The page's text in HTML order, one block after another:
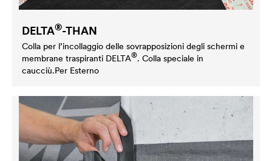
DELTA®-THAN
Colla per l’incollaggio delle sovrapposizioni degli schermi e
membrane traspiranti DELTA®. Colla speciale in
caucciù.Per Esterno